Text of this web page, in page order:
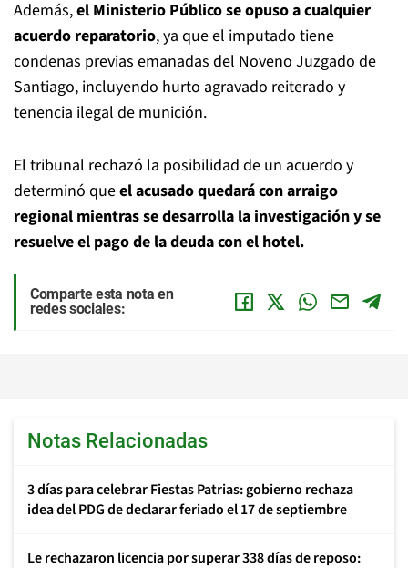
Además,el Ministerio Público se opuso a cualquier
acuerdo reparatorio, ya que el imputado tiene
condenas previas emanadas del Noveno Juzgado de
Santiago, incluyendo hurto agravado reiterado y
tenencia ilegal de munición.
El tribunal rechazó la posibilidad de un acuerdo y
determinó queel acusado quedará con arraigo
regional mientras se desarrolla la investigación y se
resuelve el pago de la deuda con el hotel.
Comparte esta nota en
redes sociales:
Notas Relacionadas
3 días para celebrar Fiestas Patrias: gobierno rechaza
idea del PDG de declarar feriado el 17 de septiembre
Le rechazaron licencia por superar 338 días de reposo: